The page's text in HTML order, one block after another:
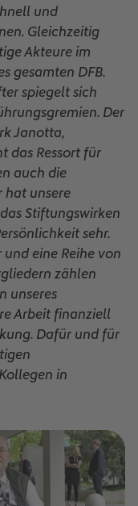
und
Gleichzeitig
Akteure im
gesamten DFB.
spiegelt sich
Der
Janotta,
das Ressort für
auch die
hat unsere
Stiftungswirken
sehr.
eine Reihe von
zählen
unseres
Arbeit finanziell
Dafür und für
in